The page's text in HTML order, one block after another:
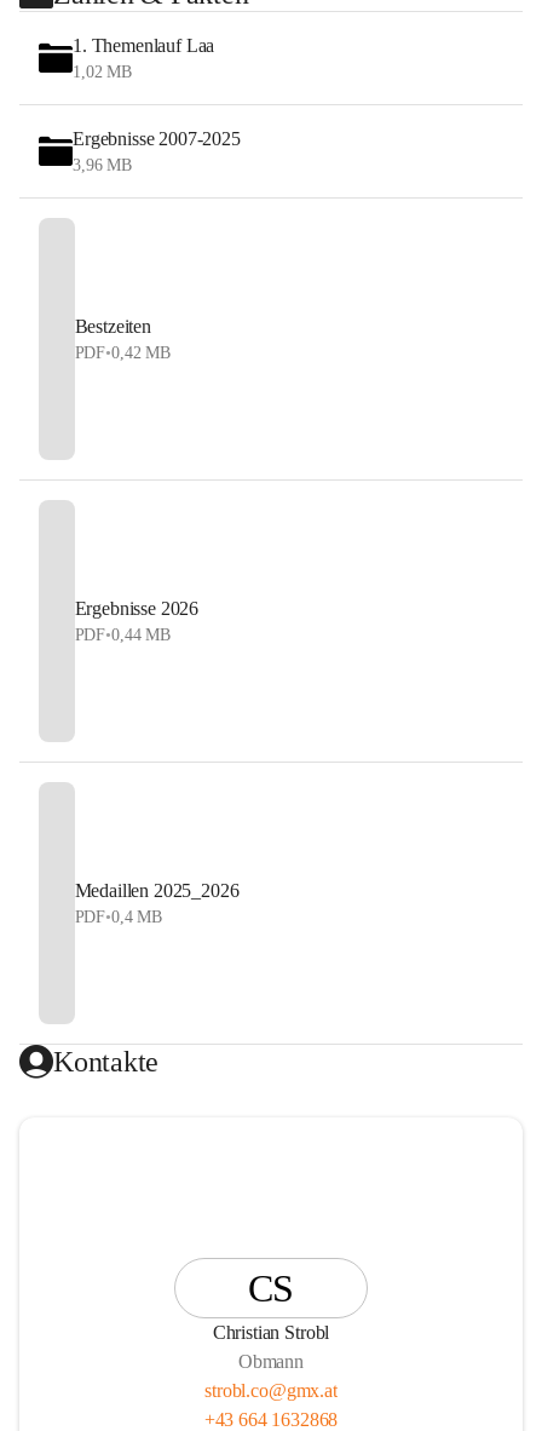
1. Themenlauf Laa
1,02 MB
Ergebnisse 2007-2025
3,96 MB
Bestzeiten
PDF•0,42 MB
Ergebnisse 2026
PDF•0,44 MB
Medaillen 2025_2026
PDF•0,4 MB
Kontakte
CS
Christian Strobl
Obmann
strobl.co@gmx.at
+43 664 1632868